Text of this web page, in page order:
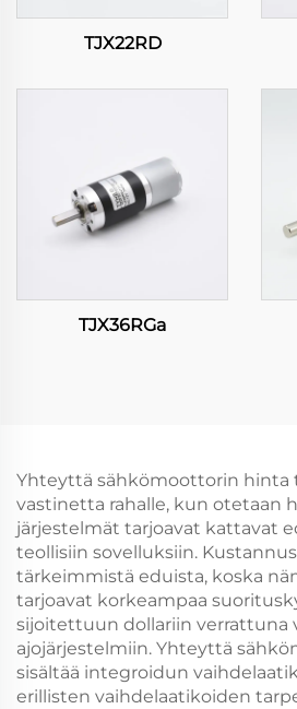
TJX22RD
TJX36RGa
Yhteyttä sähkömoottorin hinta
vastinetta rahalle, kun otetaan
järjestelmät tarjoavat kattavat
teollisiin sovelluksiin.
tärkeimmistä eduista, koska
tarjoavat korkeampaa
sijoitettuun dollariin verrattuna
ajojärjestelmiin. Yhteyttä
sisältää integroidun
erillisten vaihdelaatikoiden